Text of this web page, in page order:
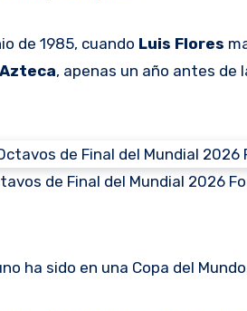
de 1985, cuando Luis Flores
, apenas un año antes de
de Final del Mundial 2026
ha sido en una Copa del